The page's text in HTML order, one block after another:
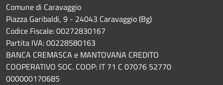
Comune di Caravaggio
Piazza Garibaldi, 9 - 24043 Caravaggio (Bg)
Codice Fiscale: 00272830167
Partita IVA: 00228580163
BANCA CREMASCA e MANTOVANA CREDITO
COOPERATIVO SOC. COOP: IT 71 C 07076 52770
000000170685